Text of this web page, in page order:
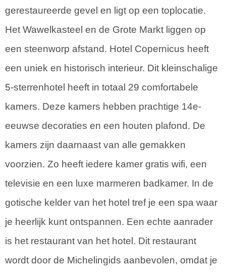
gerestaureerde gevel en ligt op een toplocatie.
Het Wawelkasteel en de Grote Markt liggen op
een steenworp afstand. Hotel Copernicus heeft
een uniek en historisch interieur. Dit kleinschalige
5-sterrenhotel heeft in totaal 29 comfortabele
kamers. Deze kamers hebben prachtige 14e-
eeuwse decoraties en een houten plafond. De
kamers zijn daarnaast van alle gemakken
voorzien. Zo heeft iedere kamer gratis wifi, een
televisie en een luxe marmeren badkamer. In de
gotische kelder van het hotel tref je een spa waar
je heerlijk kunt ontspannen. Een echte aanrader
is het restaurant van het hotel. Dit restaurant
wordt door de Michelingids aanbevolen, omdat je